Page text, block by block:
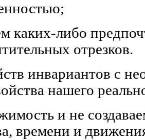
каких-либо
отрезков.
инвариантов с
нашего
и не
времени и